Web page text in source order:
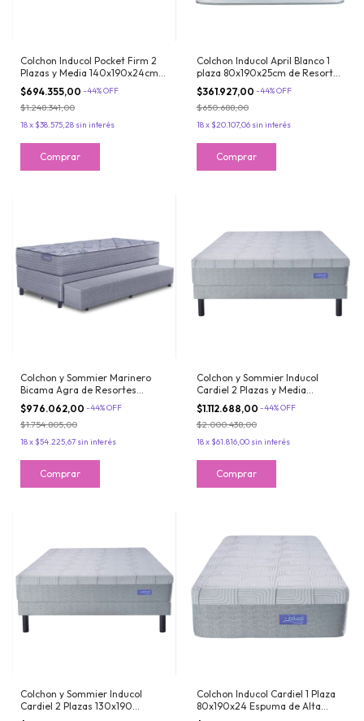
Colchon Inducol Pocket Firm 2
Plazas y Media 140x190x24cm
De Resortes Pocket con Pillow
Firme
$694.355,00 -44%OFF
$1.248.341,00
18x $38.575,28 sin interés
Colchon Inducol April Blanco 1
plaza 80x190x25cm de Resortes
Bonnell con Pillow de Jackard
$361.927,00 -44%OFF
$650.688,00
18x $20.107,06 sin interés
Colchon y Sommier Marinero
Bicama Agra de Resortes
Bonnell 1 Plaza y Media
90x190cm Inducol
$976.062,00 -44%OFF
$1.754.805,00
18x $54.225,67 sin interés
Colchon y Sommier Inducol
Cardiel 2 Plazas y Media
140x190 de Espuma Con Pillow
Visco Inteligente
$1.112.688,00 -44%OFF
$2.000.438,00
18x $61.816,00 sin interés
Colchon y Sommier Inducol
Cardiel 2 Plazas 130x190
Espuma de Alta Densidad y
Colchon Inducol Cardiel 1 Plaza
80x190x24 Espuma de Alta
Densidad y Espuma Inteligente